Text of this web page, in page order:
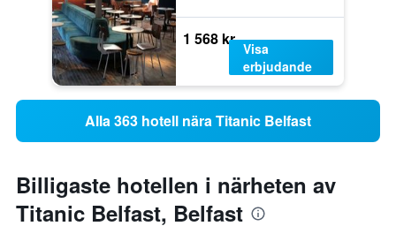
1 568 kr
Visa
erbjudande
Alla 363 hotell nära Titanic Belfast
Billigaste hotellen i närheten av
Titanic Belfast, Belfast